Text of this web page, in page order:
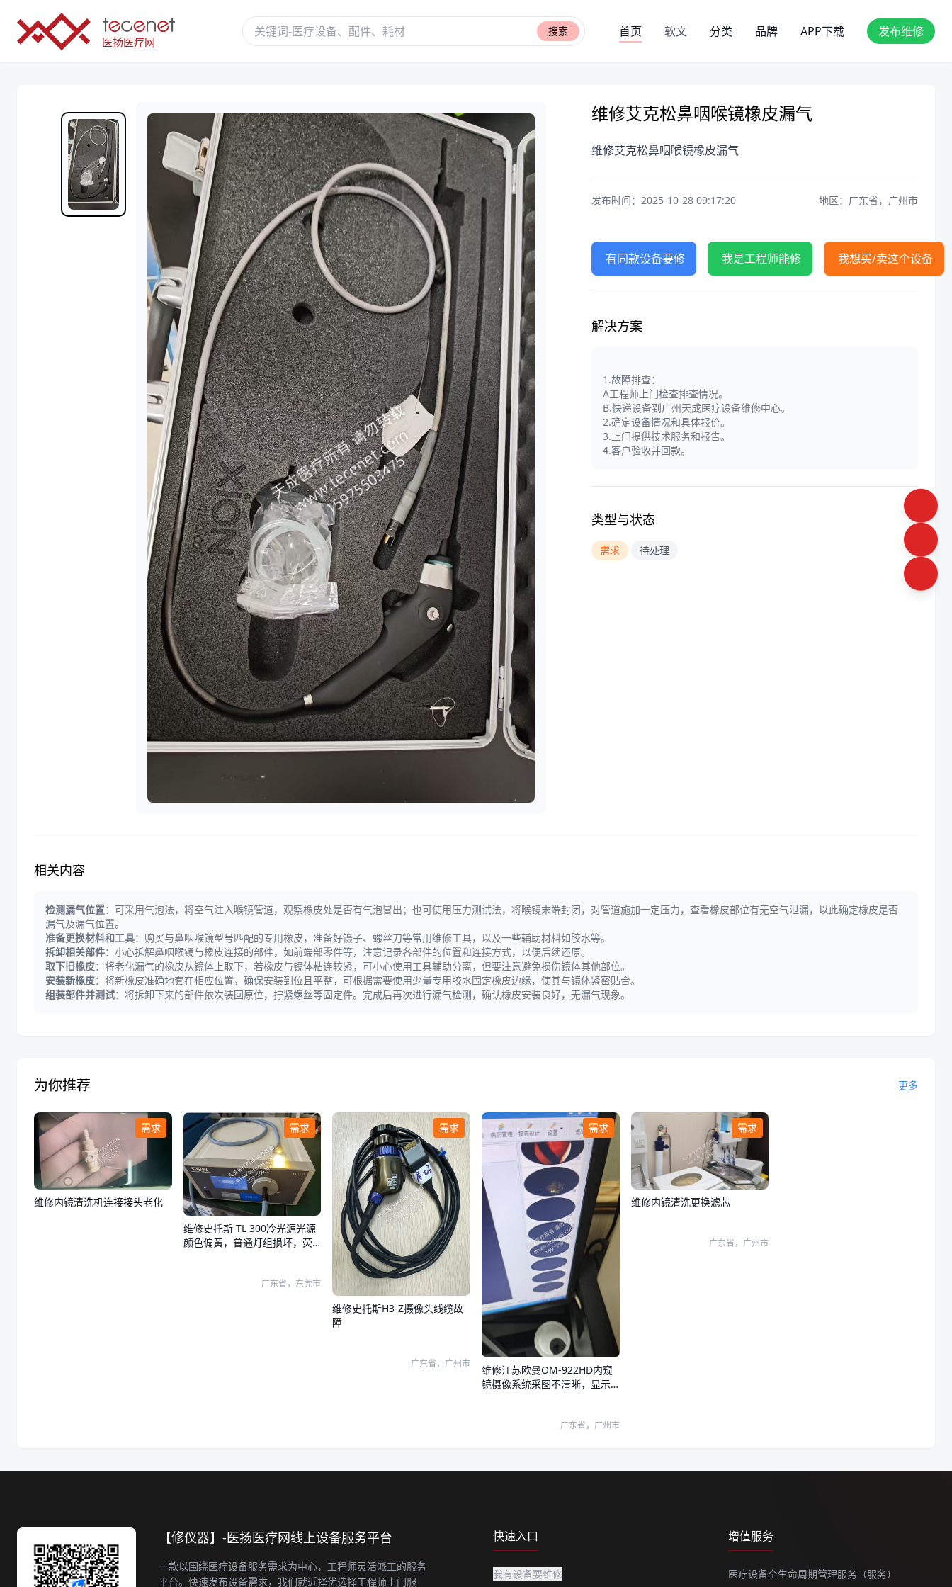
医扬医疗网
搜索 首页 软文 分类 品牌 APP下载 发布维修
维修艾克松鼻咽喉镜橡皮漏气
维修艾克松鼻咽喉镜橡皮漏气
发布时间：2025-10-28 09:17:20 地区：广东省，广州市
有同款设备要修 我是工程师能修 我想买/卖这个设备
解决方案
1.故障排查：
A工程师上门检查排查情况。
B.快递设备到广州天成医疗设备维修中心。
2.确定设备情况和具体报价。
3.上门提供技术服务和报告。
4.客户验收并回款。
类型与状态
需求 待处理
相关内容
检测漏气位置：可采用气泡法，将空气注入喉镜管道，观察橡皮处是否有气泡冒出；也可使用压力测试法，将喉镜末端封闭，对管道施加一定压力，查看橡皮部位有无空气泄漏，以此确定橡皮是否
漏气及漏气位置。
准备更换材料和工具：购买与鼻咽喉镜型号匹配的专用橡皮，准备好镊子、螺丝刀等常用维修工具，以及一些辅助材料如胶水等。
拆卸相关部件：小心拆解鼻咽喉镜与橡皮连接的部件，如前端部零件等，注意记录各部件的位置和连接方式，以便后续还原。
取下旧橡皮：将老化漏气的橡皮从镜体上取下，若橡皮与镜体粘连较紧，可小心使用工具辅助分离，但要注意避免损伤镜体其他部位。
安装新橡皮：将新橡皮准确地套在相应位置，确保安装到位且平整，可根据需要使用少量专用胶水固定橡皮边缘，使其与镜体紧密贴合。
组装部件并测试：将拆卸下来的部件依次装回原位，拧紧螺丝等固定件。完成后再次进行漏气检测，确认橡皮安装良好，无漏气现象。
为你推荐 更多
需求
维修内镜清洗机连接接头老化
需求
维修史托斯 TL 300冷光源光源
颜色偏黄，普通灯组损坏，荧
广东省，东莞市
需求
维修史托斯H3-Z摄像头线缆故
障
广东省，广州市
需求
维修江苏欧曼OM-922HD内窥
镜摄像系统采图不清晰，显示
广东省，广州市
需求
维修内镜清洗更换滤芯
广东省，广州市
【修仪器】-医扬医疗网线上设备服务平台
一款以围绕医疗设备服务需求为中心，工程师灵活派工的服务
平台。快速发布设备需求，我们就近择优选择工程师上门服
快速入口
我有设备要维修
增值服务
医疗设备全生命周期管理服务（服务）